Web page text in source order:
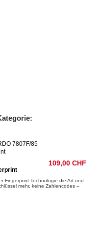
109,00 CHF
Fingerprint-Technologie die Art und
mehr, keine Zahlencodes –